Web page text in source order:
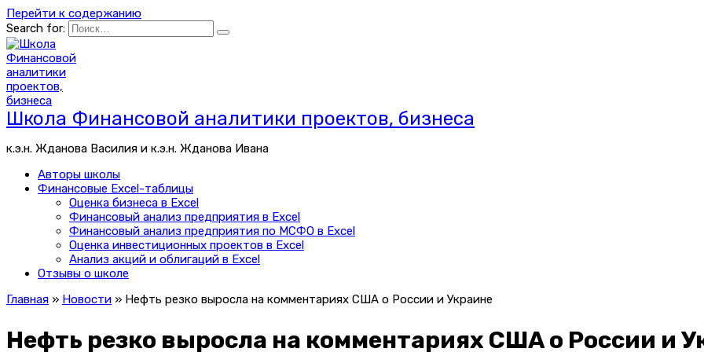
Перейти к содержанию
Search for:
Школа Финансовой аналитики проектов, бизнеса
к.э.н. Жданова Василия и к.э.н. Жданова Ивана
Авторы школы
Финансовые Excel-таблицы
Оценка бизнеса в Excel
Финансовый анализ предприятия в Excel
Финансовый анализ предприятия по МСФО в Excel
Оценка инвестиционных проектов в Excel
Анализ акций и облигаций в Excel
Отзывы о школе
Главная » Новости » Нефть резко выросла на комментариях США о России и Украине
Нефть резко выросла на комментариях США о России и